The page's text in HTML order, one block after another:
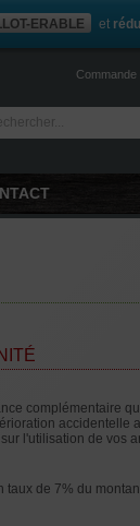
ERABLE et
Commande
complémentaire
accidentelle
l'utilisation de vos
de 7% du